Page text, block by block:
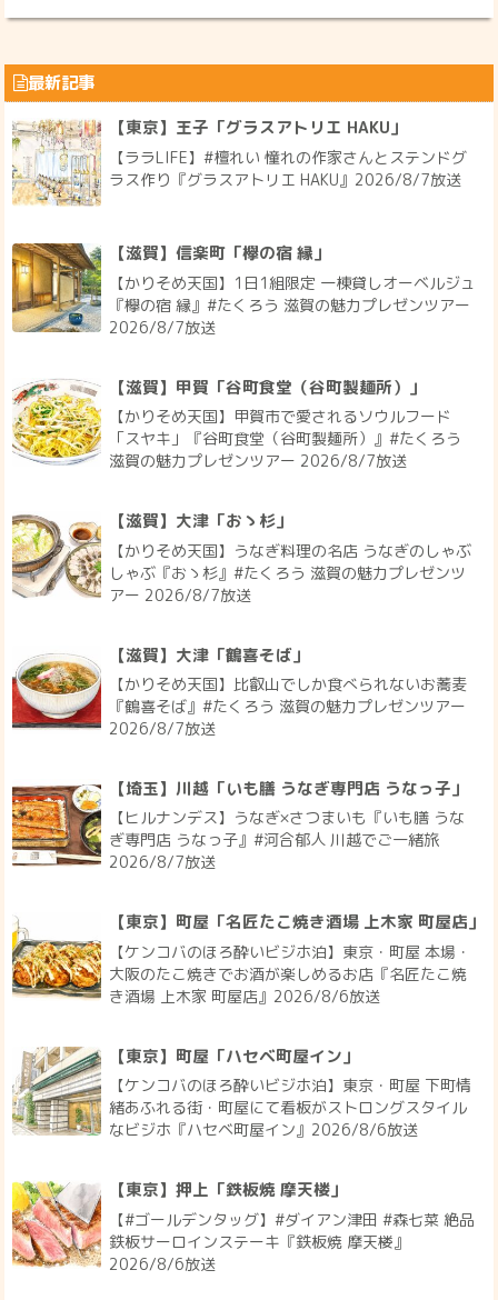
最新記事
【東京】王子「グラスアトリエ HAKU」
【ララLIFE】#檀れい 憧れの作家さんとステンドグ
ラス作り『グラスアトリエ HAKU』2026/8/7放送
【滋賀】信楽町「欅の宿 縁」
【かりそめ天国】1日1組限定 一棟貸しオーベルジュ
『欅の宿 縁』#たくろう 滋賀の魅力プレゼンツアー
2026/8/7放送
【滋賀】甲賀「谷町食堂（谷町製麺所）」
【かりそめ天国】甲賀市で愛されるソウルフード
「スヤキ」『谷町食堂（谷町製麺所）』#たくろう
滋賀の魅力プレゼンツアー 2026/8/7放送
【滋賀】大津「おゝ杉」
【かりそめ天国】うなぎ料理の名店 うなぎのしゃぶ
しゃぶ『おゝ杉』#たくろう 滋賀の魅力プレゼンツ
アー 2026/8/7放送
【滋賀】大津「鶴喜そば」
【かりそめ天国】比叡山でしか食べられないお蕎麦
『鶴喜そば』#たくろう 滋賀の魅力プレゼンツアー
2026/8/7放送
【埼玉】川越「いも膳 うなぎ専門店 うなっ子」
【ヒルナンデス】うなぎ×さつまいも『いも膳 うな
ぎ専門店 うなっ子』#河合郁人 川越でご一緒旅
2026/8/7放送
【東京】町屋「名匠たこ焼き酒場 上木家 町屋店」
【ケンコバのほろ酔いビジホ泊】東京・町屋 本場・
大阪のたこ焼きでお酒が楽しめるお店『名匠たこ焼
き酒場 上木家 町屋店』2026/8/6放送
【東京】町屋「ハセベ町屋イン」
【ケンコバのほろ酔いビジホ泊】東京・町屋 下町情
緒あふれる街・町屋にて看板がストロングスタイル
なビジホ『ハセベ町屋イン』2026/8/6放送
【東京】押上「鉄板焼 摩天楼」
【#ゴールデンタッグ】#ダイアン津田 #森七菜 絶品
鉄板サーロインステーキ『鉄板焼 摩天楼』
2026/8/6放送